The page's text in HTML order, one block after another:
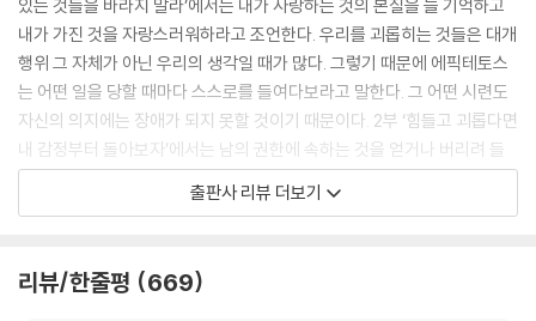
있는 것들을 바라지 말라’에서는 내가 사랑하는 것의 본질을 늘 기억하고
내가 가진 것을 자랑스러워하라고 조언한다. 우리를 괴롭히는 것들은 대개
행위 그 자체가 아닌 우리의 생각일 때가 많다. 그렇기 때문에 에픽테토스
는 어떤 일을 당할 때마다 스스로를 들여다보라고 말한다. 그 어떤 시련도
자신의 의지에는 장애가 되지 못할 것이기 때문이다. 2부 ‘힘들고 괴롭다면
내 감정부터 돌아보자’에서는 남의 권한에 속하는 것을 얻거나 버리려 들
지 말고, 누구를 부러워하거나 시기를 할 필요가 없다고 말한다. 다른 사람
과 똑같은 영예를 대가 없이 누릴 수는 없는 법이다. 우리는 인생이라는 연
중요하다.
출판사 리뷰 더보기
리뷰/한줄평 669